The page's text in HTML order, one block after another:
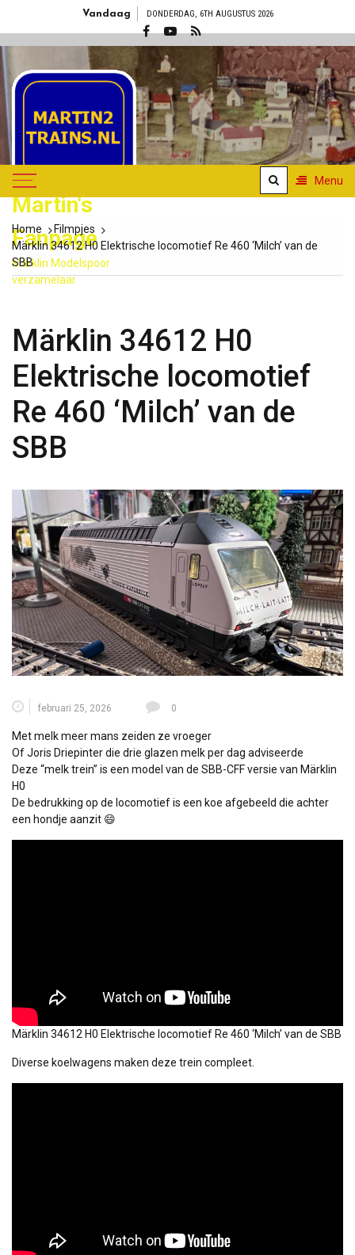
Vandaag DONDERDAG, 6TH AUGUSTUS 2026
Martin's
Fanpage
Märklin Modelspoor
verzamelaar
Menu
Home
Filmpjes
Märklin 34612 H0 Elektrische locomotief Re 460 ‘Milch’ van de
SBB
Märklin 34612 H0
Elektrische locomotief
Re 460 ‘Milch’ van de
SBB
februari 25, 2026 0
Met melk meer mans zeiden ze vroeger
Of Joris Driepinter die drie glazen melk per dag adviseerde
Deze “melk trein” is een model van de SBB-CFF versie van Märklin
H0
De bedrukking op de locomotief is een koe afgebeeld die achter
een hondje aanzit 😄
Märklin 34612 H0 Elektrische locomotief Re 460 ‘Milch’ van de SBB
Diverse koelwagens maken deze trein compleet.